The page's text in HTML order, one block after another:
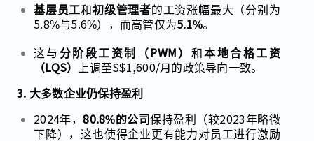
基层员工和初级管理者的工资涨幅最大（分别为
5.8%与5.6%），而高管仅为5.1%。
这与分阶段工资制（PWM） 和本地合格工资
（LQS） 上调至S$1,600/月的政策导向一致。
3. 大多数企业仍保持盈利
2024年，80.8%的公司保持盈利（较2023年略微
下降），这也使得企业更有能力对员工进行激励